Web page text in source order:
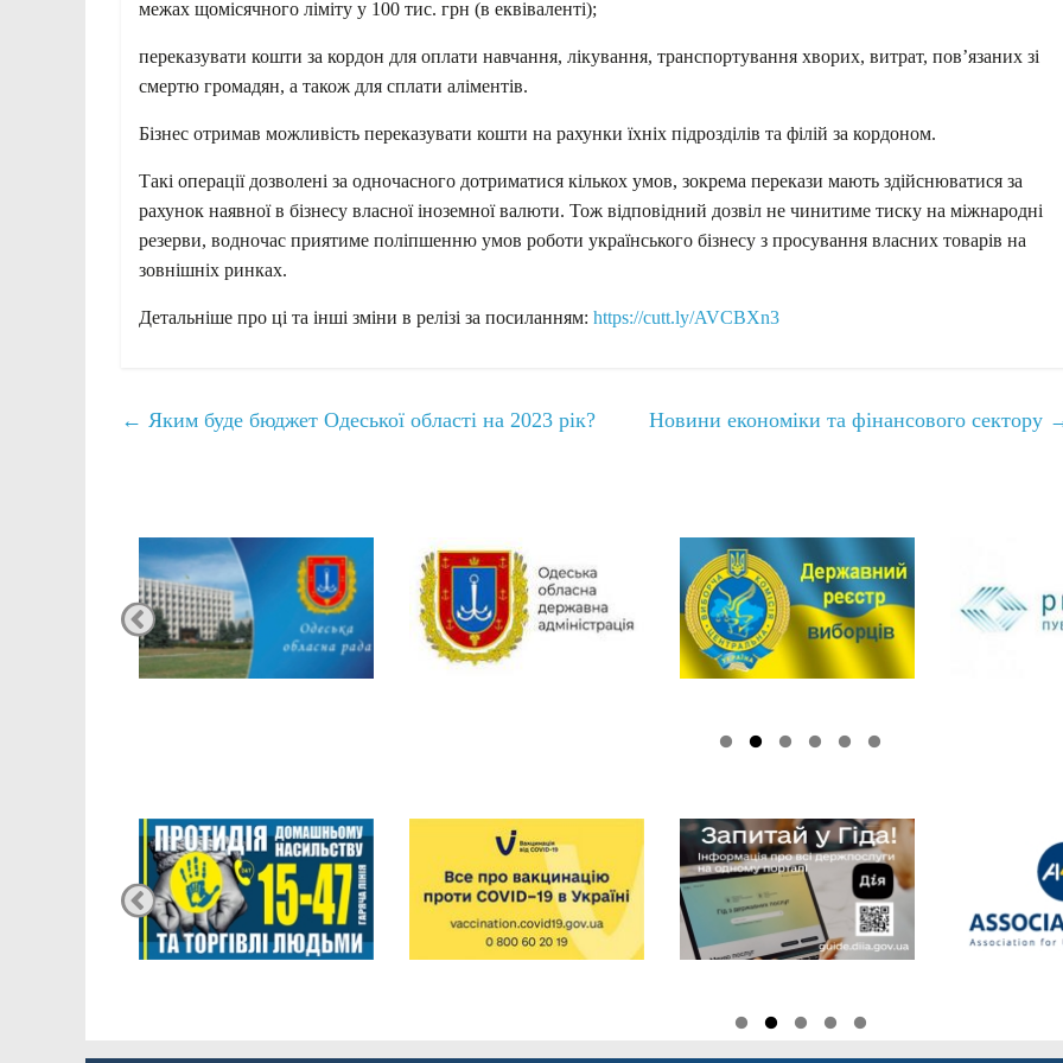
межах щомісячного ліміту у 100 тис. грн (в еквіваленті);
переказувати кошти за кордон для оплати навчання, лікування, транспортування хворих, витрат, пов’язаних зі
смертю громадян, а також для сплати аліментів.
Бізнес отримав можливість переказувати кошти на рахунки їхніх підрозділів та філій за кордоном.
Такі операції дозволені за одночасного дотриматися кількох умов, зокрема перекази мають здійснюватися за
рахунок наявної в бізнесу власної іноземної валюти. Тож відповідний дозвіл не чинитиме тиску на міжнародні
резерви, водночас приятиме поліпшенню умов роботи українського бізнесу з просування власних товарів на
зовнішніх ринках.
Детальніше про ці та інші зміни в релізі за посиланням: https://cutt.ly/AVCBXn3
← Яким буде бюджет Одеської області на 2023 рік? Новини економіки та фінансового сектору